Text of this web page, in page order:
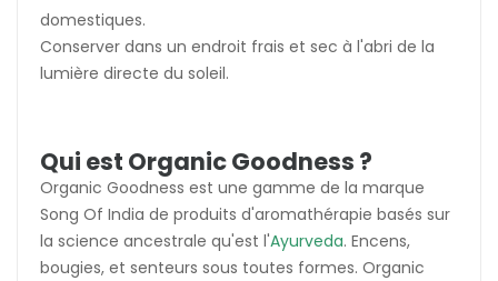
domestiques.
Conserver dans un endroit frais et sec à l'abri de la
lumière directe du soleil.
Qui est Organic Goodness ?
Organic Goodness est une gamme de la marque
Song Of India de produits d'aromathérapie basés sur
la science ancestrale qu'est l'Ayurveda. Encens,
bougies, et senteurs sous toutes formes. Organic